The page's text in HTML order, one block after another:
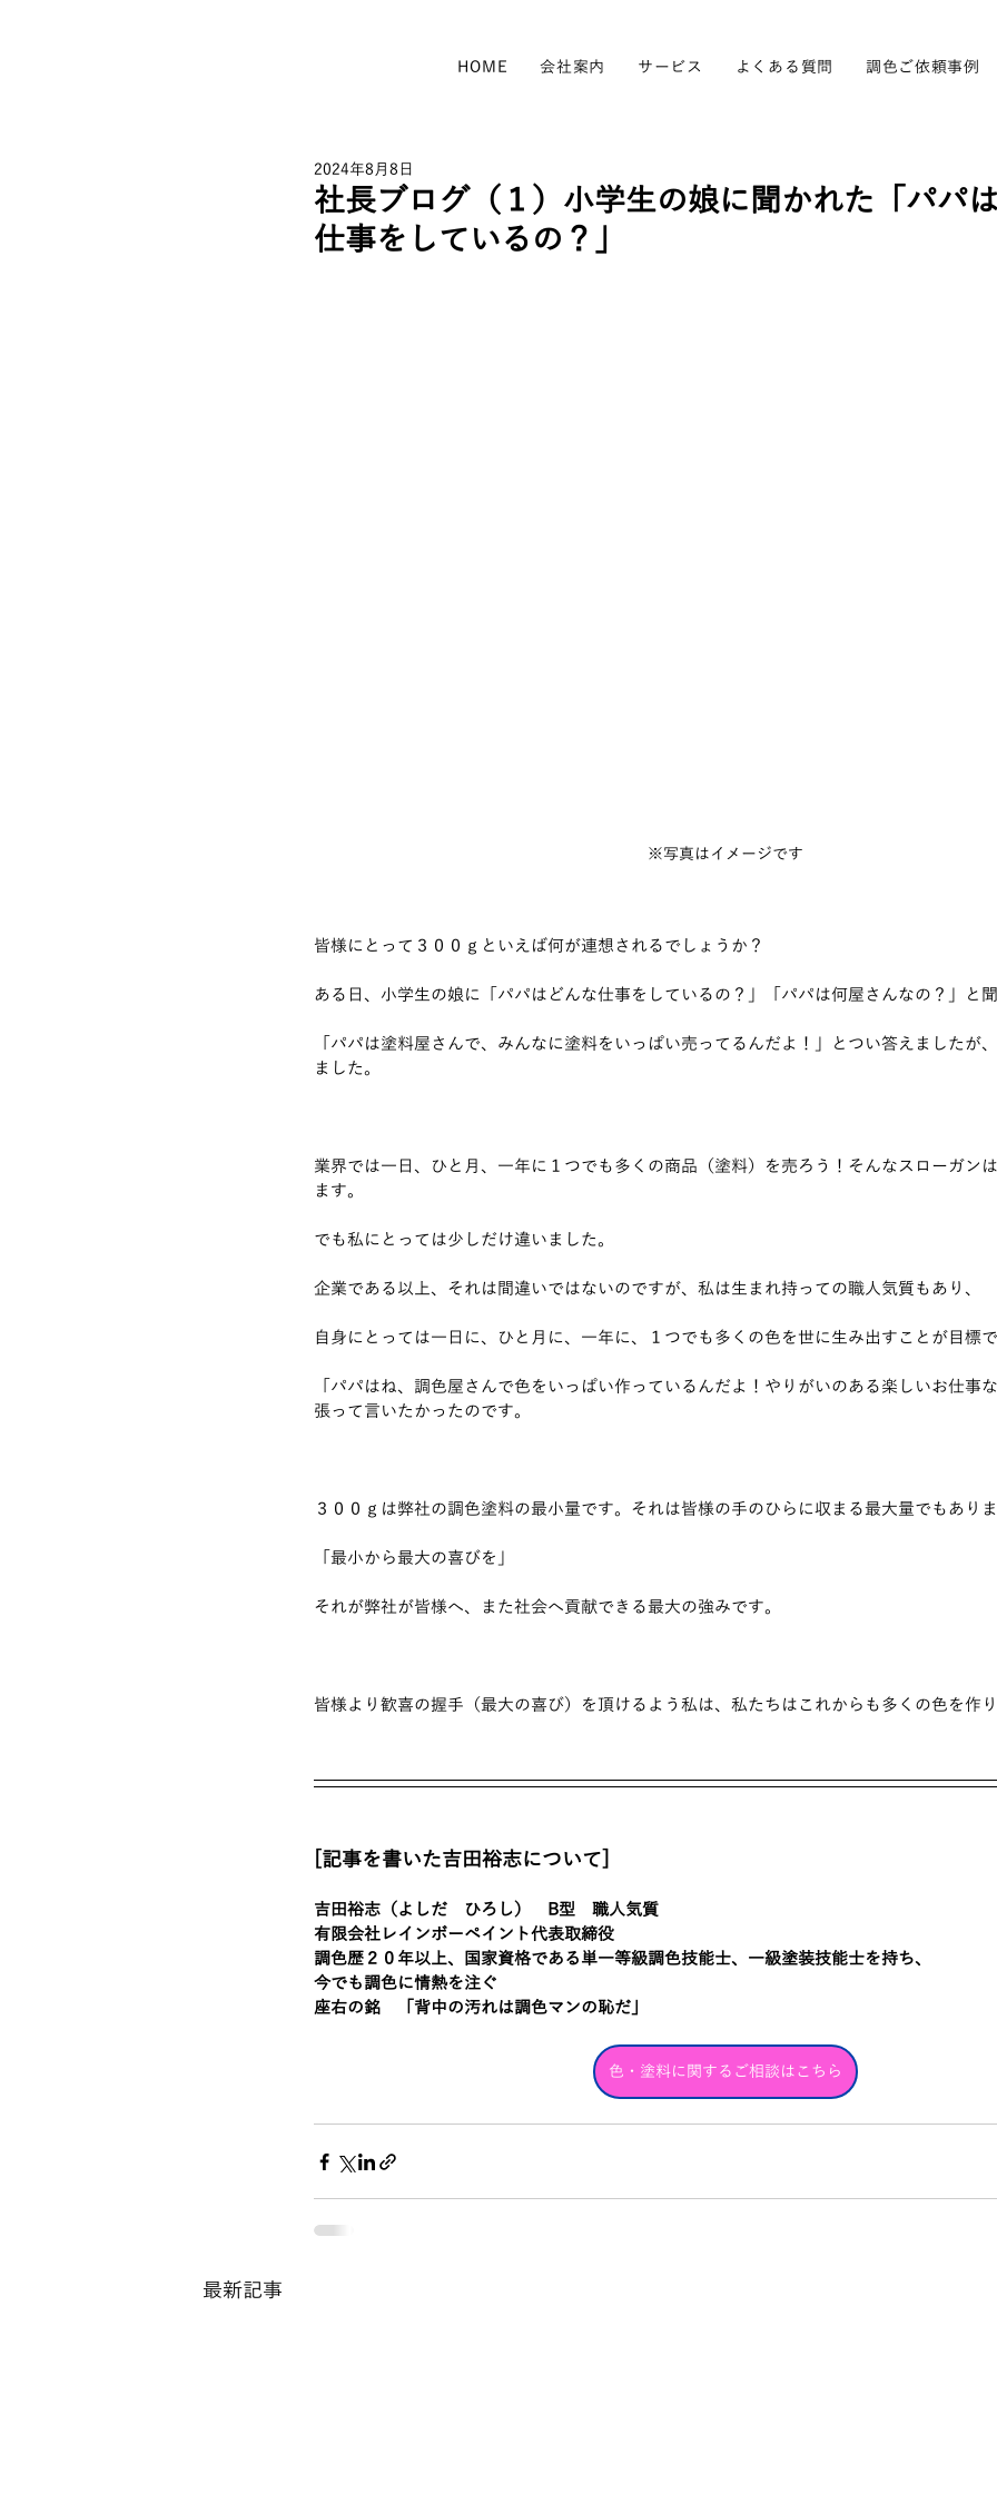
HOME 会社案内 サービス よくある質問 調色ご依頼事例
社長ブログ（１）小学生の娘に聞かれた「パパ
仕事をしているの？」
2024年8月8日
※写真はイメージです
皆様にとって３００ｇといえば何が連想されるでしょうか？
ある日、小学生の娘に「パパはどんな仕事をしているの？」「パパは何屋さんなの？」と聞
「パパは塗料屋さんで、みんなに塗料をいっぱい売ってるんだよ！」とつい答えましたが
ました。
業界では一日、ひと月、一年に１つでも多くの商品（塗料）を売ろう！そんなスローガン
ます。
でも私にとっては少しだけ違いました。
企業である以上、それは間違いではないのですが、私は生まれ持っての職人気質もあり、
自身にとっては一日に、ひと月に、一年に、１つでも多くの色を世に生み出すことが目標で
「パパはね、調色屋さんで色をいっぱい作っているんだよ！やりがいのある楽しいお仕事
張って言いたかったのです。
３００ｇは弊社の調色塗料の最小量です。それは皆様の手のひらに収まる最大量でもありま
「最小から最大の喜びを」
それが弊社が皆様へ、また社会へ貢献できる最大の強みです。
皆様より歓喜の握手（最大の喜び）を頂けるよう私は、私たちはこれからも多くの色を作り
[記事を書いた吉田裕志について]
吉田裕志（よしだ　ひろし）　B型　職人気質
有限会社レインボーペイント代表取締役
調色歴２０年以上、国家資格である単一等級調色技能士、一級塗装技能士を持ち、
今でも調色に情熱を注ぐ
座右の銘　「背中の汚れは調色マンの恥だ」
色・塗料に関するご相談はこちら
最新記事